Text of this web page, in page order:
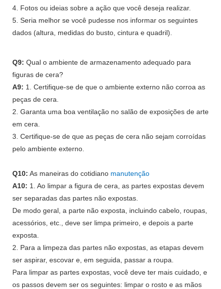
4. Fotos ou ideias sobre a ação que você deseja realizar.
5. Seria melhor se você pudesse nos informar os seguintes
dados (altura, medidas do busto, cintura e quadril).
Q9: Qual o ambiente de armazenamento adequado para
figuras de cera?
A9: 1. Certifique-se de que o ambiente externo não corroa as
peças de cera.
2. Garanta uma boa ventilação no salão de exposições de arte
em cera.
3. Certifique-se de que as peças de cera não sejam corroídas
pelo ambiente externo.
Q10: As maneiras do cotidiano manutenção
A10: 1. Ao limpar a figura de cera, as partes expostas devem
ser separadas das partes não expostas.
De modo geral, a parte não exposta, incluindo cabelo, roupas,
acessórios, etc., deve ser limpa primeiro, e depois a parte
exposta.
2. Para a limpeza das partes não expostas, as etapas devem
ser aspirar, escovar e, em seguida, passar a roupa.
Para limpar as partes expostas, você deve ter mais cuidado, e
os passos devem ser os seguintes: limpar o rosto e as mãos